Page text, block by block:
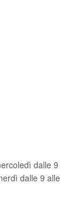
dalle 9
dalle 9 alle